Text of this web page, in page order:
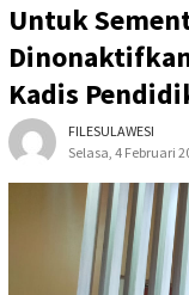
Untuk
Kadis
FILESULAWESI
Selasa, 4 Februari